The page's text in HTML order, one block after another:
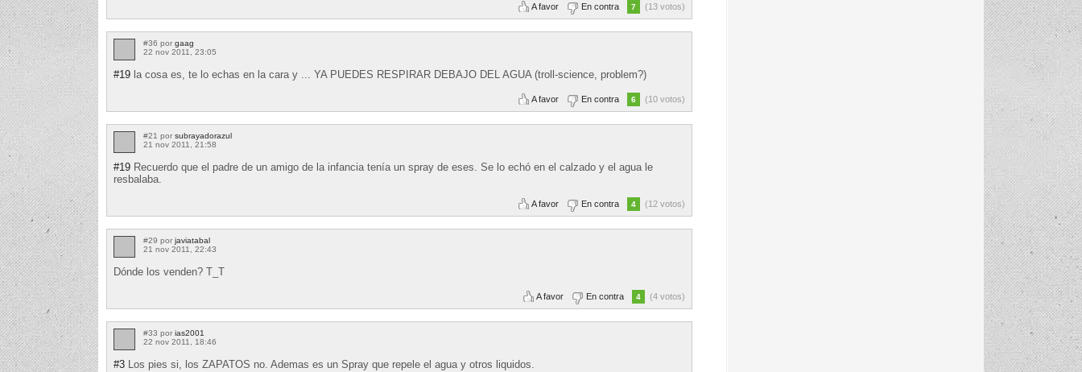
A favor En contra 7 (13 votos)
#36 por gaag
22 nov 2011, 23:05
#19 la cosa es, te lo echas en la cara y ... YA PUEDES RESPIRAR DEBAJO DEL AGUA (troll-science, problem?)
A favor En contra 6 (10 votos)
#21 por subrayadorazul
21 nov 2011, 21:58
#19 Recuerdo que el padre de un amigo de la infancia tenía un spray de eses. Se lo echó en el calzado y el agua le
resbalaba.
A favor En contra 4 (12 votos)
#29 por javiatabal
21 nov 2011, 22:43
Dónde los venden? T_T
A favor En contra 4 (4 votos)
#33 por ias2001
22 nov 2011, 18:46
#3 Los pies si, los ZAPATOS no. Ademas es un Spray que repele el agua y otros liquidos.